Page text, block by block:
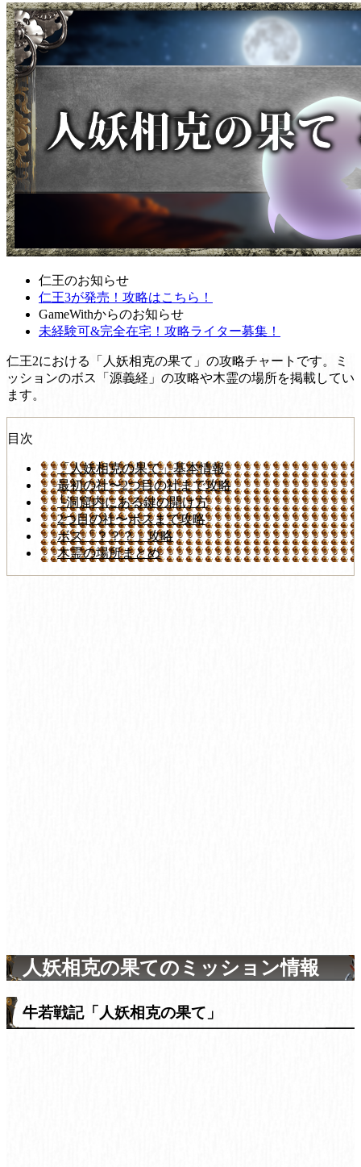
仁王のお知らせ
仁王3が発売！攻略はこちら！
GameWithからのお知らせ
未経験可&完全在宅！攻略ライター募集！
仁王2における「人妖相克の果て」の攻略チャートです。ミ
ッションのボス「源義経」の攻略や木霊の場所を掲載してい
ます。
目次
「人妖相克の果て」基本情報
最初の社〜2つ目の社まで攻略
└洞窟内にある鍵の開け方
2つ目の社〜ボスまで攻略
ボス「？？？」攻略
木霊の場所まとめ
人妖相克の果てのミッション情報
牛若戦記「人妖相克の果て」